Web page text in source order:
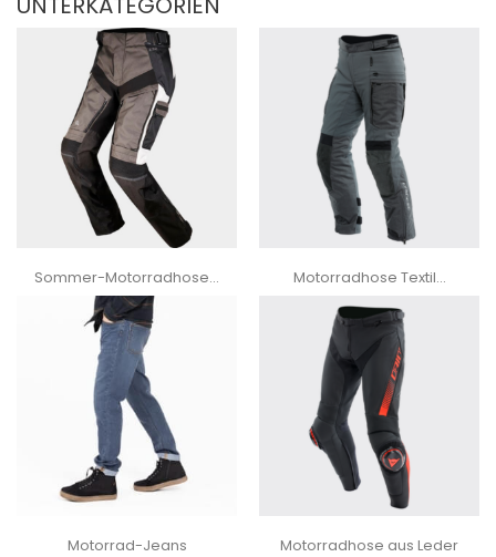
Sommer-Motorradhose... Motorradhose Textil...
Motorrad-Jeans Motorradhose aus Leder